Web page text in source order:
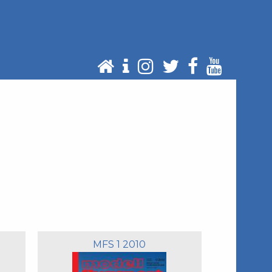
MFS 1 2010